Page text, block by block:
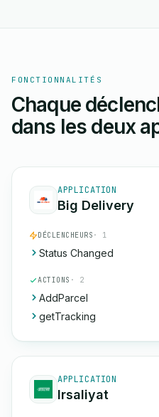
FONCTIONNALITÉS
Chaque
dans les deux
APPLICATION
Big Delivery
DÉCLENCHEURS · 1
Status Changed
ACTIONS · 2
AddParcel
getTracking
APPLICATION
Irsaliyat